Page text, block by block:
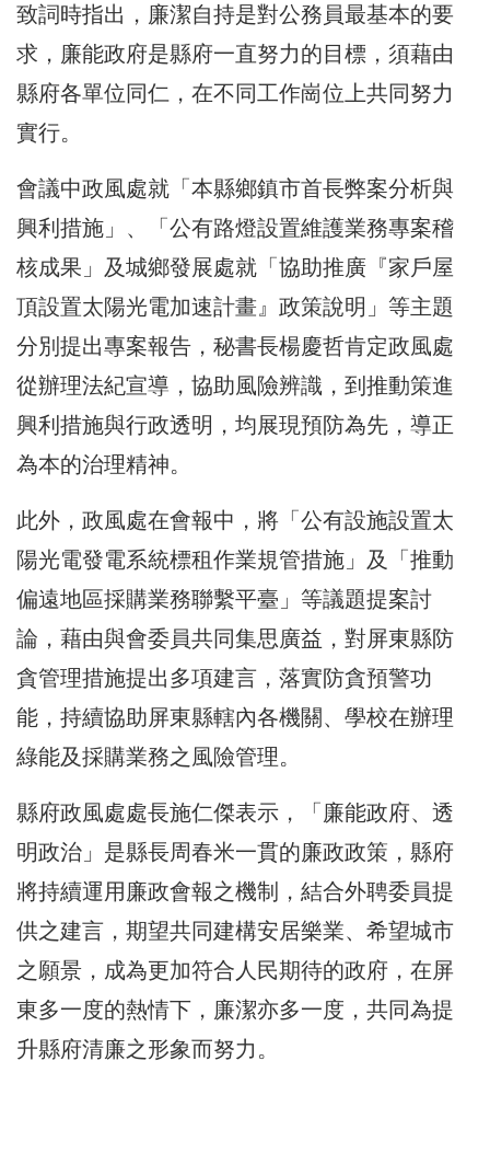
致詞時指出，廉潔自持是對公務員最基本的要
求，廉能政府是縣府一直努力的目標，須藉由
縣府各單位同仁，在不同工作崗位上共同努力
實行。
會議中政風處就「本縣鄉鎮市首長弊案分析與
興利措施」、「公有路燈設置維護業務專案稽
核成果」及城鄉發展處就「協助推廣『家戶屋
頂設置太陽光電加速計畫』政策說明」等主題
分別提出專案報告，秘書長楊慶哲肯定政風處
從辦理法紀宣導，協助風險辨識，到推動策進
興利措施與行政透明，均展現預防為先，導正
為本的治理精神。
此外，政風處在會報中，將「公有設施設置太
陽光電發電系統標租作業規管措施」及「推動
偏遠地區採購業務聯繫平臺」等議題提案討
論，藉由與會委員共同集思廣益，對屏東縣防
貪管理措施提出多項建言，落實防貪預警功
能，持續協助屏東縣轄內各機關、學校在辦理
綠能及採購業務之風險管理。
縣府政風處處長施仁傑表示，「廉能政府、透
明政治」是縣長周春米一貫的廉政政策，縣府
將持續運用廉政會報之機制，結合外聘委員提
供之建言，期望共同建構安居樂業、希望城市
之願景，成為更加符合人民期待的政府，在屏
東多一度的熱情下，廉潔亦多一度，共同為提
升縣府清廉之形象而努力。